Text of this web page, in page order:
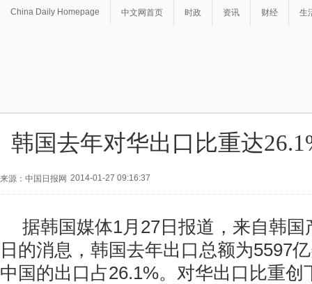
China Daily Homepage 中文网首页 时政 资讯 财经 生
韩国去年对华出口比重达
来源：中国日报网 2014-01-27 09:16:37
据韩国媒体1月27日报道，来自韩
日的消息，韩国去年出口总额为5597
中国的出口占26.1%。对华出口比重创